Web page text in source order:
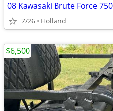
08 Kawasaki Brute Force 750
7/26 Holland
$6,500